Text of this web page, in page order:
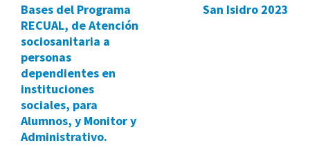
Bases del Programa
RECUAL, de Atención
sociosanitaria a
personas
dependientes en
instituciones
sociales, para
Alumnos, y Monitor y
Administrativo.
San Isidro 2023